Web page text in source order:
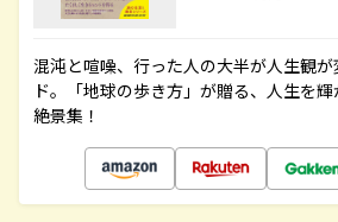
混沌と喧噪、行った人の大半が人生観
ド。「地球の歩き方」が贈る、人生を
絶景集！